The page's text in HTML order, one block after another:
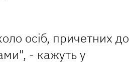
осіб, причетних до
- кажуть у